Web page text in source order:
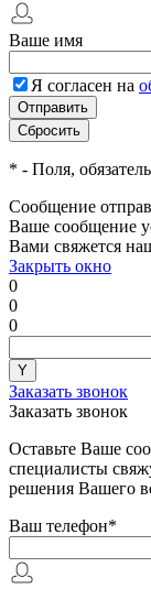
Ваше имя
Я согласен на
* - Поля,
Сообщение
Ваше сообщение
Вами свяжется
Закрыть окно
0
0
0
Заказать звонок
Заказать звонок
Оставьте Ваше
специалисты
решения Вашего
Ваш телефон*